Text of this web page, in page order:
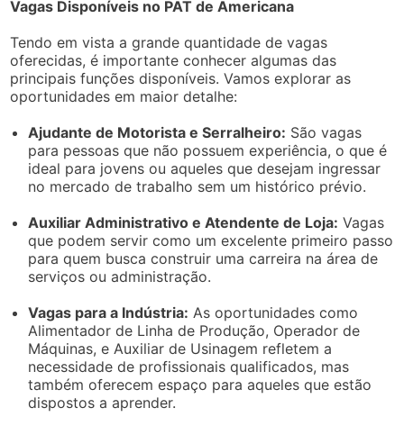
Vagas Disponíveis no PAT de Americana
Tendo em vista a grande quantidade de vagas
oferecidas, é importante conhecer algumas das
principais funções disponíveis. Vamos explorar as
oportunidades em maior detalhe:
Ajudante de Motorista e Serralheiro: São vagas
para pessoas que não possuem experiência, o que é
ideal para jovens ou aqueles que desejam ingressar
no mercado de trabalho sem um histórico prévio.
Auxiliar Administrativo e Atendente de Loja: Vagas
que podem servir como um excelente primeiro passo
para quem busca construir uma carreira na área de
serviços ou administração.
Vagas para a Indústria: As oportunidades como
Alimentador de Linha de Produção, Operador de
Máquinas, e Auxiliar de Usinagem refletem a
necessidade de profissionais qualificados, mas
também oferecem espaço para aqueles que estão
dispostos a aprender.